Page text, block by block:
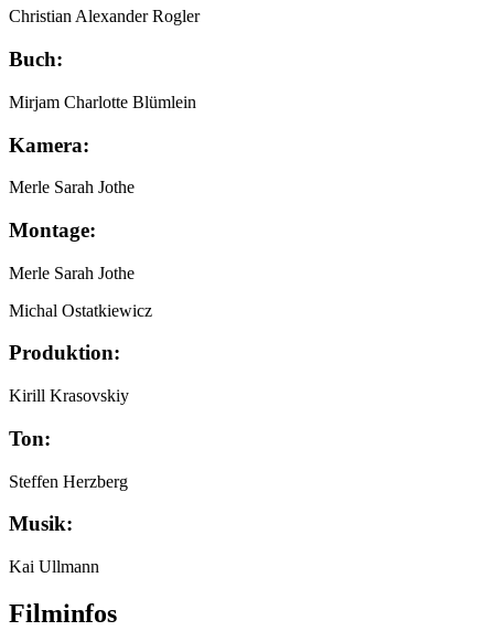
Christian Alexander Rogler
Buch:
Mirjam Charlotte Blümlein
Kamera:
Merle Sarah Jothe
Montage:
Merle Sarah Jothe
Michal Ostatkiewicz
Produktion:
Kirill Krasovskiy
Ton:
Steffen Herzberg
Musik:
Kai Ullmann
Filminfos